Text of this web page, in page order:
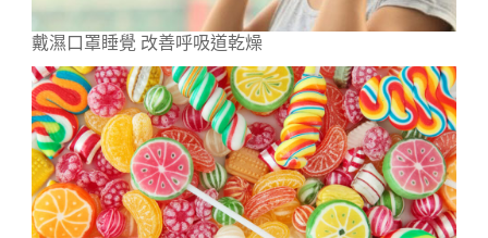
戴濕口罩睡覺 改善呼吸道乾燥